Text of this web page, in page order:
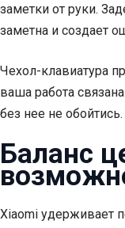
заметки от руки.
заметна и создает
Чехол-клавиатура
ваша работа
без нее не обойтись.
Баланс
Xiaomi удерживает